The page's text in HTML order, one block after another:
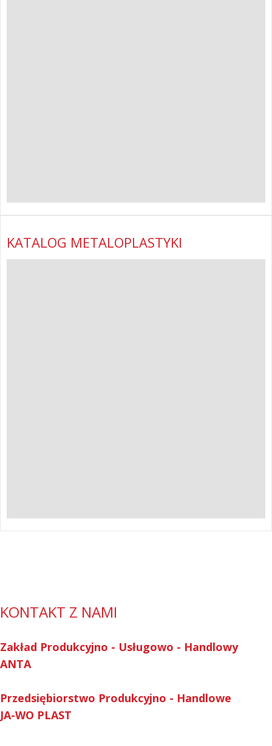
KATALOG METALOPLASTYKI
KONTAKT Z NAMI
Zakład Produkcyjno - Usługowo - Handlowy
ANTA
Przedsiębiorstwo Produkcyjno - Handlowe
JA-WO PLAST